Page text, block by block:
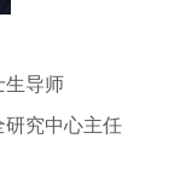
生导师
研究中心主任